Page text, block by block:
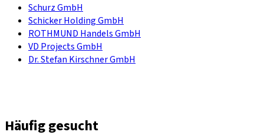
Schurz GmbH
Schicker Holding GmbH
ROTHMUND Handels GmbH
VD Projects GmbH
Dr. Stefan Kirschner GmbH
Häufig gesucht